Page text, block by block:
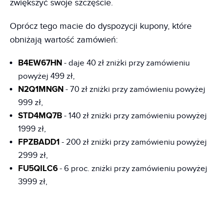
zwiększyć swoje szczęście.
Oprócz tego macie do dyspozycji kupony, które
obniżają wartość zamówień:
B4EW67HN - daje 40 zł zniżki przy zamówieniu
powyżej 499 zł,
N2Q1MNGN - 70 zł zniżki przy zamówieniu powyżej
999 zł,
STD4MQ7B - 140 zł zniżki przy zamówieniu powyżej
1999 zł,
FPZBADD1 - 200 zł zniżki przy zamówieniu powyżej
2999 zł,
FU5QILC6 - 6 proc. zniżki przy zamówieniu powyżej
3999 zł,